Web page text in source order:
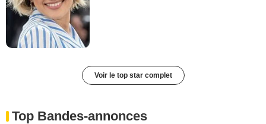
Voir le top star complet
Top Bandes-annonces